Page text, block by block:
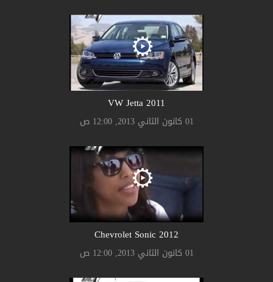
2011 VW Jetta
01 كانون الثاني 2013, 12:00 ص
2012 Chevrolet Sonic
01 كانون الثاني 2013, 12:00 ص